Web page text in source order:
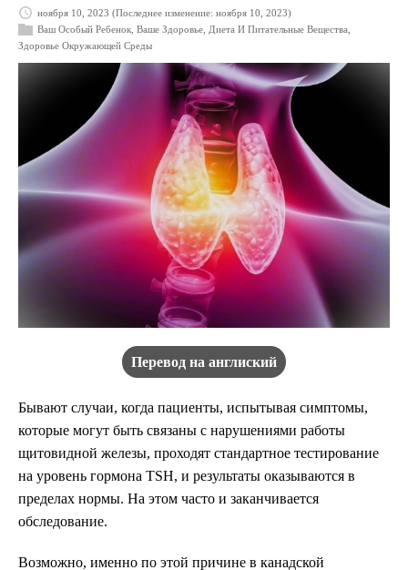
ноября 10, 2023 (Последнее изменение: ноября 10, 2023)
Ваш Особый Ребенок Ваше Здоровье Диета И Питательные Вещества
Здоровье Окружающей Среды
Перевод на англиский
Бывают случаи, когда пациенты, испытывая симптомы,
которые могут быть связаны с нарушениями работы
щитовидной железы, проходят стандартное тестирование
на уровень гормона TSH, и результаты оказываются в
пределах нормы. На этом часто и заканчивается
обследование.
Возможно, именно по этой причине в канадской